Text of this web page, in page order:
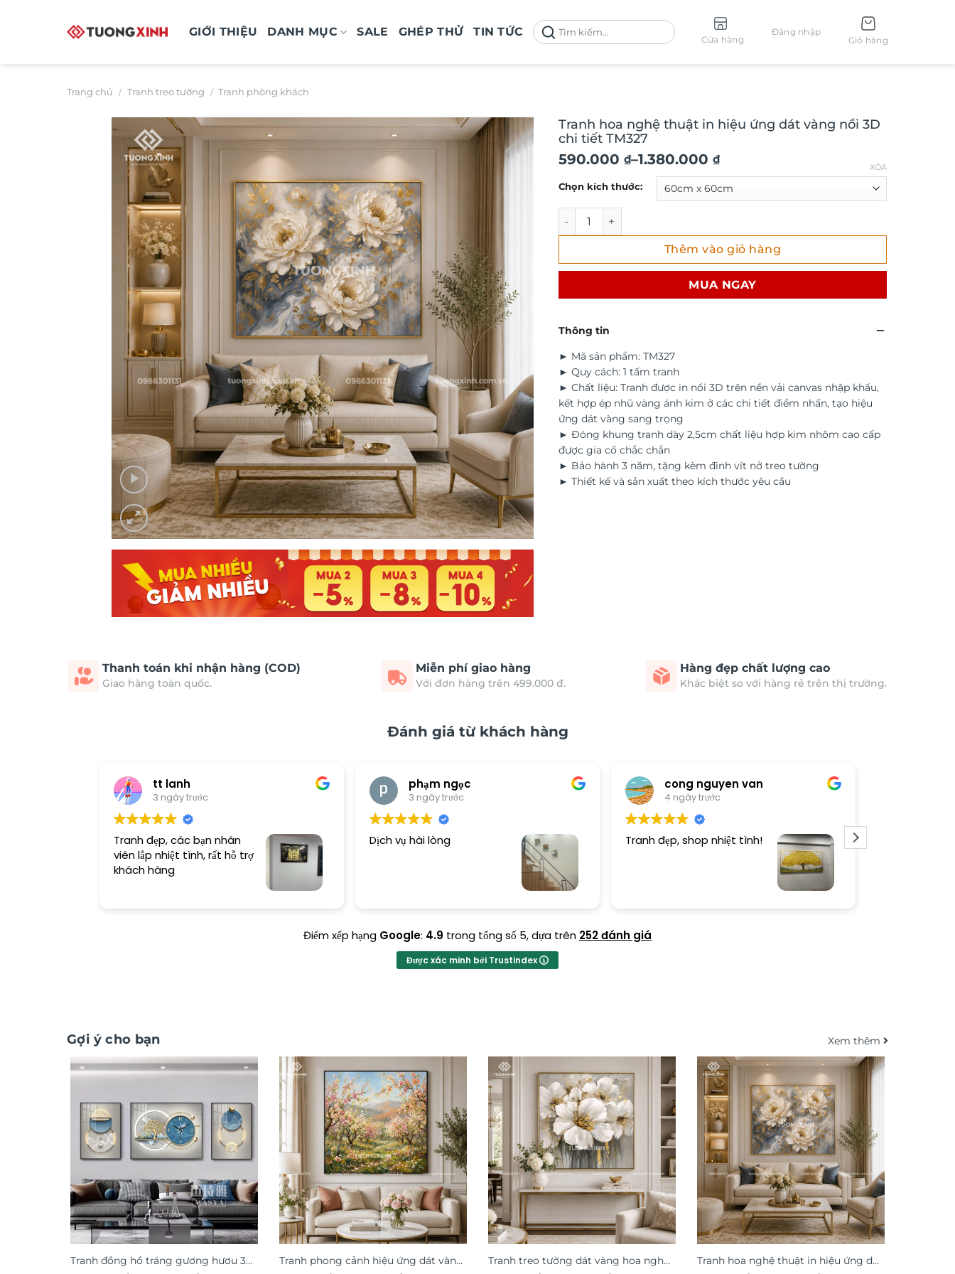
GIỚI THIỆU DANH MỤC SALE GHÉP THỬ TIN TỨC
Tìm
kiếm:
Cửa hàng
Đăng nhập
Giỏ hàng
Trang chủ / Tranh treo tường / Tranh phòng khách
Tranh hoa nghệ thuật in hiệu ứng dát vàng nổi 3D
chi tiết TM327
590.000 ₫–1.380.000 ₫
Khoảng
giá:
590.000 ₫
1.380.000 ₫
Chọn kích thước:
XÓA
Tranh hoa nghệ thuật in hiệu ứng dát vàng nổi 3D chi tiết TM327 số lượng
Thêm vào giỏ hàng
MUA NGAY
Thông tin
► Mã sản phẩm: TM327
► Quy cách: 1 tấm tranh
► Chất liệu: Tranh được in nổi 3D trên nền vải canvas nhập khẩu,
kết hợp ép nhũ vàng ánh kim ở các chi tiết điểm nhấn, tạo hiệu
ứng dát vàng sang trọng
► Đóng khung tranh dày 2,5cm chất liệu hợp kim nhôm cao cấp
được gia cố chắc chắn
► Bảo hành 3 năm, tặng kèm đinh vít nở treo tường
► Thiết kế và sản xuất theo kích thước yêu cầu
Thanh toán khi nhận hàng (COD)
Giao hàng toàn quốc.
Miễn phí giao hàng
Với đơn hàng trên 499.000 đ.
Hàng đẹp chất lượng cao
Khác biệt so với hàng rẻ trên thị trường.
Đánh giá từ khách hàng
tt lanh
3 ngày trước
Tranh đẹp, các bạn nhân
viên lắp nhiệt tình, rất hỗ trợ
khách hàng
phạm ngọc
3 ngày trước
Dịch vụ hài lòng
cong nguyen van
4 ngày trước
Tranh đẹp, shop nhiệt tình!
Điểm xếp hạng Google: 4.9 trong tổng số 5,dựa trên 252 đánh giá
Được xác minh bởi Trustindex
Gợi ý cho bạn Xem thêm
Tranh đồng hồ tráng gương hươu 3D
Tranh phong cảnh hiệu ứng dát vàng
Tranh treo tường dát vàng hoa nghệ
Tranh hoa nghệ thuật in hiệu ứng dát